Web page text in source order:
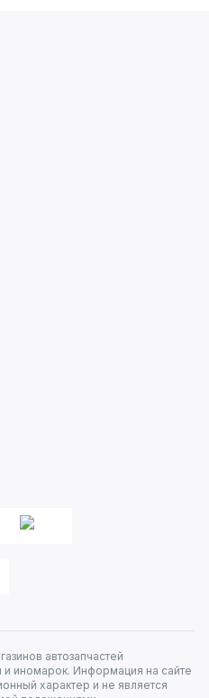
автозапчастей
иномарок. Информация на сайте
характер и не является